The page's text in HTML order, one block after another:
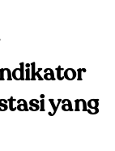
yang